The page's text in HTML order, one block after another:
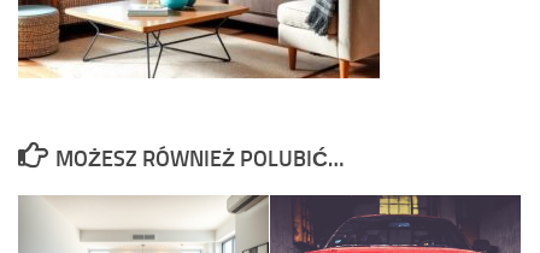
MOŻESZ RÓWNIEŻ POLUBIĆ…